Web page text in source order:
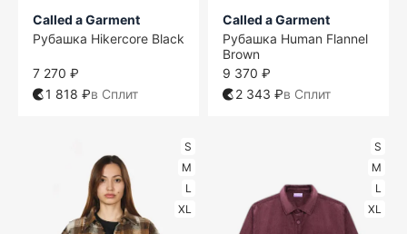
Called a Garment
Рубашка Hikercore Black
7 270 ₽
1 818 ₽в Сплит
Called a Garment
Рубашка Human Flannel
Brown
9 370 ₽
2 343 ₽в Сплит
S
M
L
XL
S
M
L
XL